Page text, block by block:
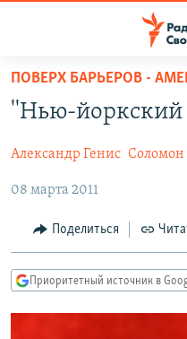
упрощенного
доступа
содержанию
Вернутся
главной
навигации
Вернутся
ПРОГРАММЫ
АВТОРСКИЕ ПРОЕКТЫ
ЦИТАТЫ СВОБОДЫ
МНЕНИЯ
КУЛЬТУРА
IDEL.РЕАЛИИ
ПОВЕРХ БАРЬЕРОВ -
''Нью-йоркский
Александр Генис Соломон
08 марта 2011
Поделиться
Приоритетный источник в